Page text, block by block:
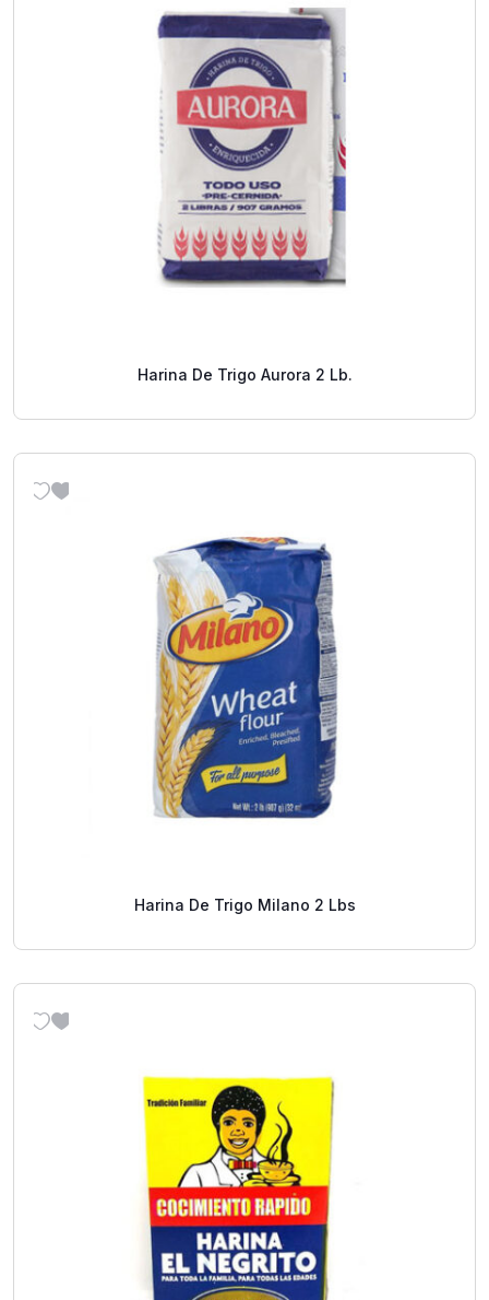
Harina De Trigo Aurora 2 Lb.
Harina De Trigo Milano 2 Lbs